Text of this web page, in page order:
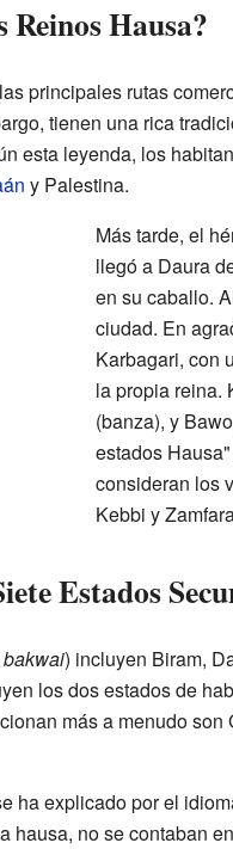
Hausa?
principales rutas
tienen una rica
esta leyenda, los
y Palestina.
Más tarde, el
llegó a Daura
en su caballo.
ciudad. En
Karbagari, con
la propia reina.
(banza), y
estados
consideran los
Kebbi y
Estados
) incluyen Biram,
los dos estados de
más a menudo
ha explicado por el
hausa, no se contaban